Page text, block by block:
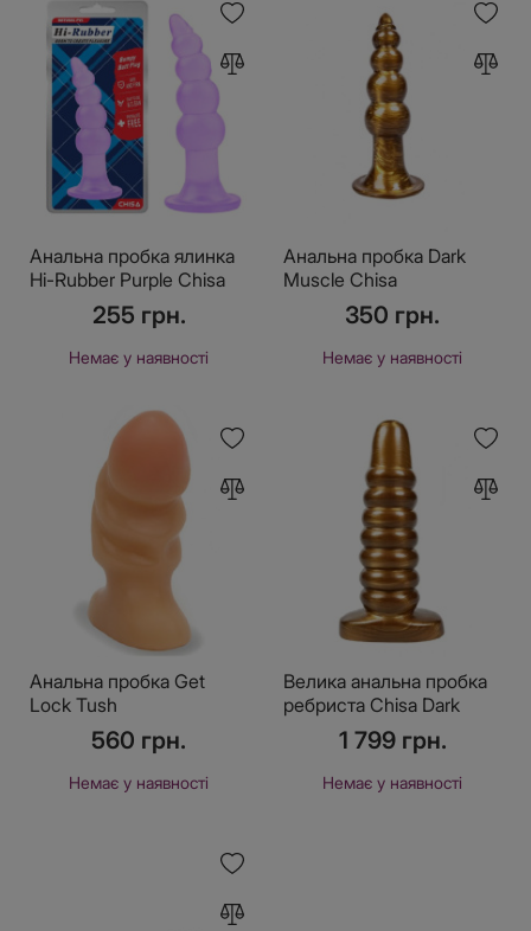
Анальна пробка ялинка
Hi-Rubber Purple Chisa
255 грн.
Немає у наявності
Анальна пробка Dark
Muscle Chisa
350 грн.
Немає у наявності
Анальна пробка Get
Lock Tush
560 грн.
Немає у наявності
Велика анальна пробка
ребриста Chisa Dark
Muscle Gold
1 799 грн.
Немає у наявності